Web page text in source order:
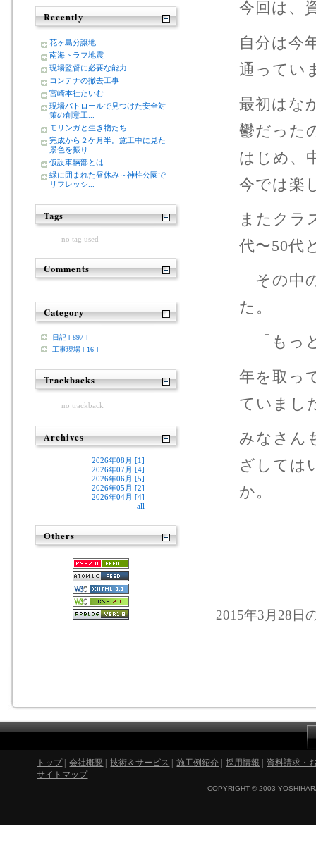
今回は、
自分は今
通ってい
最初はな
鬱だった
はじめ、
今では楽
またクラ
代〜50代
その中
た。
「もっ
年を取っ
ていまし
みなさん
ざしては
2015年3月28日
Recently
花ヶ島分譲地
南海トラフ地震
現場監督に必要な能力
コンテナの撤去工事
宮崎本社たいむ
現場パトロールで見つけた安全対
策の創意工...
モリンガと生き物たち
完成から２ケ月半。施工中に見た
景色を振り...
仮設車輛部とは
緑に囲まれた昼休み～神柱公園で
リフレッシ...
Tags
no tag used
Comments
Category
日記 [ 897 ]
工事現場 [ 16 ]
Trackbacks
no trackback
Archives
2026年08月 [1]
2026年07月 [4]
2026年06月 [5]
2026年05月 [2]
2026年04月 [4]
all
Others
トップ| 会社概要 技術＆サービス 施工例紹介 採用情報
資料請求・
サイトマップ
COPYRIGHT © 2003